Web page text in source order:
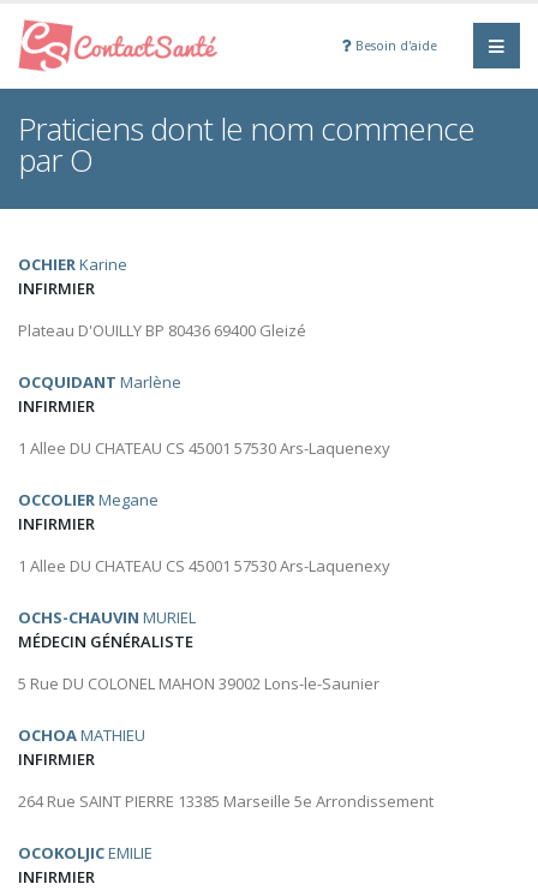
Besoin d'aide
Praticiens dont le nom commence
par O
OCHIERKarine
INFIRMIER
Plateau D'OUILLY BP 80436 69400 Gleizé
OCQUIDANT Marlène
INFIRMIER
1 Allee DU CHATEAU CS 45001 57530 Ars-Laquenexy
OCCOLIERMegane
INFIRMIER
1 Allee DU CHATEAU CS 45001 57530 Ars-Laquenexy
OCHS-CHAUVIN MURIEL
MÉDECIN GÉNÉRALISTE
5 Rue DU COLONEL MAHON 39002 Lons-le-Saunier
OCHOAMATHIEU
INFIRMIER
264 Rue SAINT PIERRE 13385 Marseille 5e Arrondissement
OCOKOLJICEMILIE
INFIRMIER